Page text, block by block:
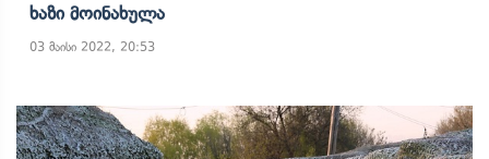
Ხაზი Მოინახულა
03 მაისი 2022, 20:53